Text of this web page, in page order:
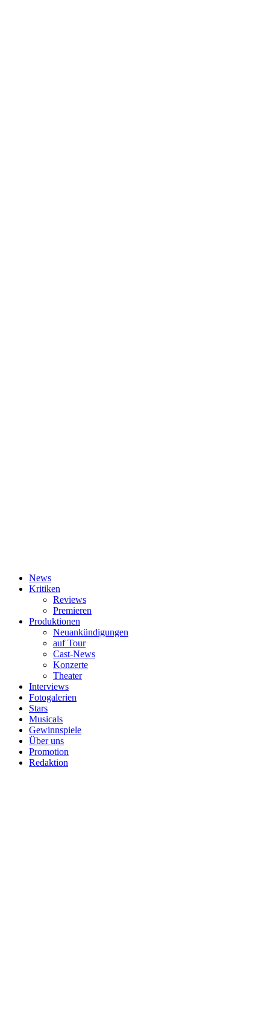
News
Kritiken
Reviews
Premieren
Produktionen
Neuankündigungen
auf Tour
Cast-News
Konzerte
Theater
Interviews
Fotogalerien
Stars
Musicals
Gewinnspiele
Über uns
Promotion
Redaktion